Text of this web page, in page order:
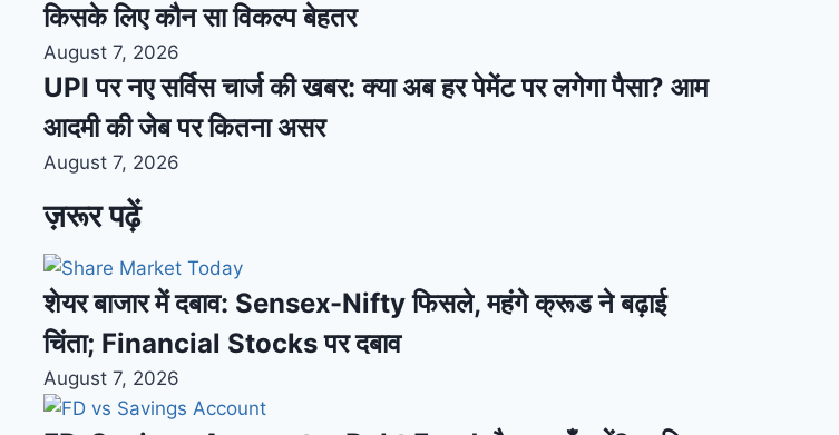
किसके लिए कौन सा विकल्प बेहतर
August 7, 2026
UPI पर नए सर्विस चार्ज की खबर: क्या अब हर पेमेंट पर लगेगा पैसा? आम
आदमी की जेब पर कितना असर
August 7, 2026
ज़रूर पढ़ें
शेयर बाजार में दबाव: Sensex-Nifty फिसले, महंगे क्रूड ने बढ़ाई
चिंता; Financial Stocks पर दबाव
August 7, 2026